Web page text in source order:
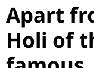
Apart
Holi of